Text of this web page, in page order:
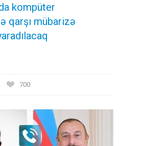
kompüter
qarşı mübarizə
700